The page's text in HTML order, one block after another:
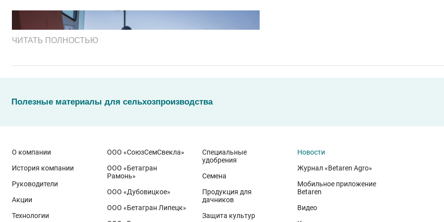
Эти результаты особенно показательны для условий Приволжского федерального округа. Они демонстрируют,
грамотном управлении технологией: сбалансированном минеральном питании, эффективной защите растений и
ЧИТАТЬ ПОЛНОСТЬЮ
Полезные материалы для сельхозпроизводства
О компании
История компании
Руководители
Акции
Технологии
ООО «СоюзСемСвекла»
ООО «Бетагран
Рамонь»
ООО «Дубовицкое»
ООО «Бетагран Липецк»
Специальные
удобрения
Семена
Продукция для
дачников
Защита культур
Новости
Журнал «Betaren Agro»
Мобильное приложение
Betaren
Видео